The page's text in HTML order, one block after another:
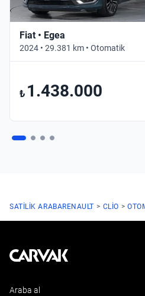
Fiat • Egea
2024 • 29.381 km • Otomatik
₺ 1.438.000
SATILIK ARABARENAULT CLIO
Kavak
Araba al